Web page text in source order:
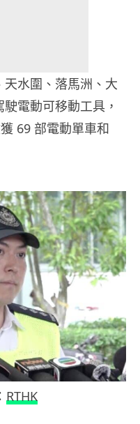
水圍、落馬洲、大
電動可移動工具，
69 部電動單車和
RTHK